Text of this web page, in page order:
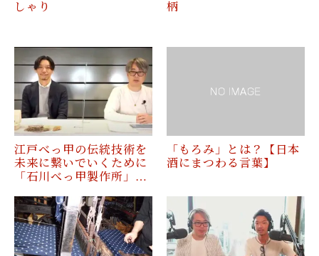
しゃり 柄
江戸べっ甲の伝統技術を
未来に繋いでいくために
「石川べっ甲製作所」…
「もろみ」とは？【日本
酒にまつわる言葉】